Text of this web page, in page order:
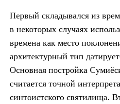
Первый складывался из
в некоторых случаях
времена как место
архитектурный тип
Основная постройка
считается точной
синтоистского святилища.